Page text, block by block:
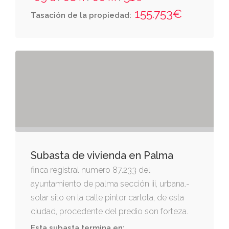
baltasar valentí -hoy sin número-. tiene una
superficie útil de ochenta y nueve metros
consta de estar — comedor, cocina, lavadero,
señalado con el número veintidós del plana(
Tasación de la propiedad: 155.753€
Subasta de vivienda en Palma
finca registral numero 87.233 del
ayuntamiento de palma sección iii, urbana.-
solar sito en la calle pintor carlota, de esta
ciudad, procedente del predio son forteza.
mide cuatrocientos cincuenta metros